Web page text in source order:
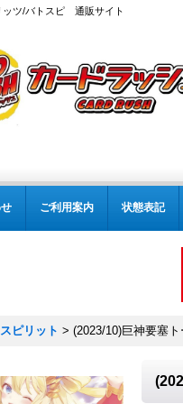
ッツ/バトスピ 通販サイト
ご利用案内 状態表記
スピリット > (2023/10)巨神要塞